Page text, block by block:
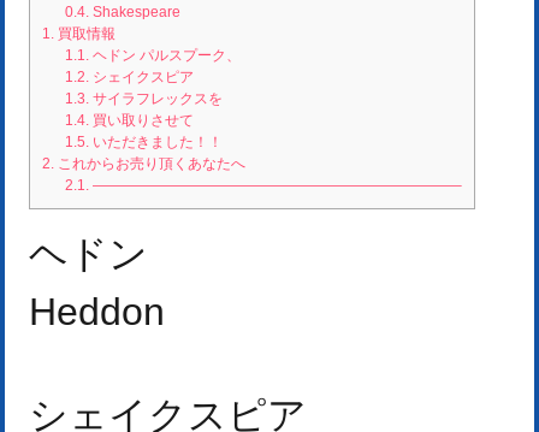
0.4.Shakespeare
1. 買取情報
1.1.ヘドン パルスプーク、
1.2.シェイクスピア
1.3.サイラフレックスを
1.4.買い取りさせて
1.5.いただきました！！
2. これからお売り頂くあなたへ
2.1.—————————————————————————–
ヘドン
Heddon
シェイクスピア